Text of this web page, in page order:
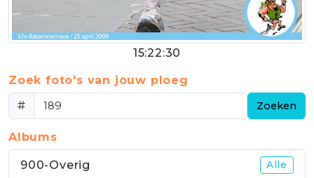
15:22:30
Zoek foto's van jouw ploeg
#
Zoeken
Albums
900-Overig Alle